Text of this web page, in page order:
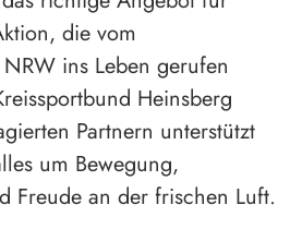
die vom
ins Leben gerufen
Heinsberg
Partnern unterstützt
um Bewegung,
Freude an der frischen Luft.